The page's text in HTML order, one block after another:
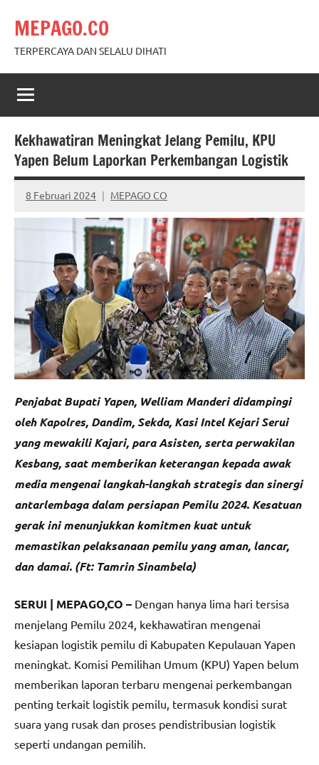
content
MEPAGO.CO
TERPERCAYA DAN SELALU DIHATI
Kekhawatiran Meningkat Jelang Pemilu, KPU
Yapen Belum Laporkan Perkembangan Logistik
8 Februari 2024 MEPAGO CO
No
comments
Penjabat Bupati Yapen, Welliam Manderi didampingi
oleh Kapolres, Dandim, Sekda, Kasi Intel Kejari Serui
yang mewakili Kajari, para Asisten, serta perwakilan
Kesbang, saat memberikan keterangan kepada awak
media mengenai langkah-langkah strategis dan sinergi
antarlembaga dalam persiapan Pemilu 2024. Kesatuan
gerak ini menunjukkan komitmen kuat untuk
memastikan pelaksanaan pemilu yang aman, lancar,
dan damai. (Ft: Tamrin Sinambela)
SERUI | MEPAGO,CO – Dengan hanya lima hari tersisa
menjelang Pemilu 2024, kekhawatiran mengenai
kesiapan logistik pemilu di Kabupaten Kepulauan Yapen
meningkat. Komisi Pemilihan Umum (KPU) Yapen belum
memberikan laporan terbaru mengenai perkembangan
penting terkait logistik pemilu, termasuk kondisi surat
suara yang rusak dan proses pendistribusian logistik
seperti undangan pemilih.